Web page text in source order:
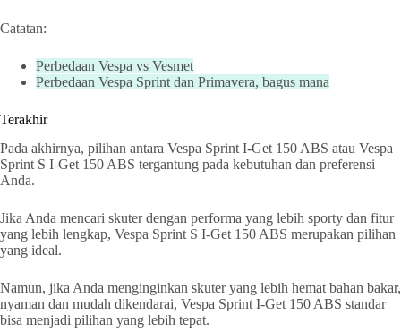
Catatan:
Perbedaan Vespa vs Vesmet
Perbedaan Vespa Sprint dan Primavera, bagus mana
Terakhir
Pada akhirnya, pilihan antara Vespa Sprint I-Get 150 ABS atau Vespa
Sprint S I-Get 150 ABS tergantung pada kebutuhan dan preferensi
Anda.
Jika Anda mencari skuter dengan performa yang lebih sporty dan fitur
yang lebih lengkap, Vespa Sprint S I-Get 150 ABS merupakan pilihan
yang ideal.
Namun, jika Anda menginginkan skuter yang lebih hemat bahan bakar,
nyaman dan mudah dikendarai, Vespa Sprint I-Get 150 ABS standar
bisa menjadi pilihan yang lebih tepat.